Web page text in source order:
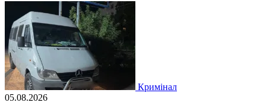
Кримінал
05.08.2026